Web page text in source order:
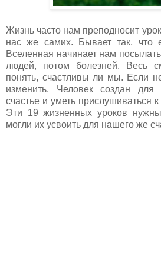
Жизнь часто нам преподносит
нас же самих. Бывает так, что
Вселенная начинает нам
людей, потом болезней. Весь
понять, счастливы ли мы. Если
изменить. Человек создан для
счастье и уметь прислушиваться
Эти 19 жизненных уроков
могли их усвоить для нашего же